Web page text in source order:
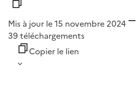
Mis à jour le 15 novembre 2024
39 téléchargements
Copier le lien